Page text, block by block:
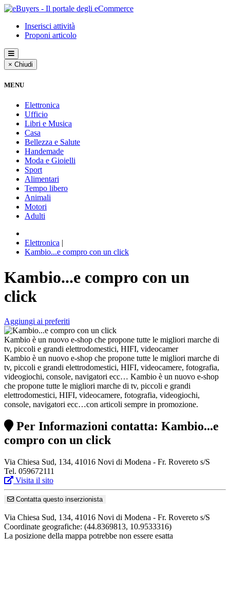
Inserisci attività
Proponi articolo
× Chiudi
MENU
Elettronica
Ufficio
Libri e Musica
Casa
Bellezza e Salute
Handemade
Moda e Gioielli
Sport
Alimentari
Tempo libero
Animali
Motori
Adulti
Elettronica |
Kambio...e compro con un click
Kambio...e compro con un
click
Aggiungi ai preferiti
Kambio è un nuovo e-shop che propone tutte le migliori marche di
tv, piccoli e grandi elettrodomestici, HIFI, videocamer
Kambio è un nuovo e-shop che propone tutte le migliori marche di
tv, piccoli e grandi elettrodomestici, HIFI, videocamere, fotografia,
videogiochi, console, navigatori ecc… Kambio è un nuovo e-shop
che propone tutte le migliori marche di tv, piccoli e grandi
elettrodomestici, HIFI, videocamere, fotografia, videogiochi,
console, navigatori ecc…con articoli sempre in promozione.
Per Informazioni contatta: Kambio...e
compro con un click
Via Chiesa Sud, 134, 41016 Novi di Modena - Fr. Rovereto s/S
Tel. 059672111
Visita il sito
Contatta questo inserzionista
Via Chiesa Sud, 134, 41016 Novi di Modena - Fr. Rovereto s/S
Coordinate geografiche: (44.8369813, 10.9533316)
La posizione della mappa potrebbe non essere esatta